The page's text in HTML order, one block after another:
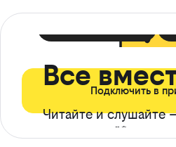
Все
Читайте и слушайте
ограничений*
Подключить в